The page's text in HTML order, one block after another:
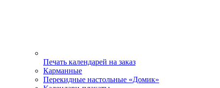
Печать календарей на заказ
Карманные
Перекидные настольные «Домик»